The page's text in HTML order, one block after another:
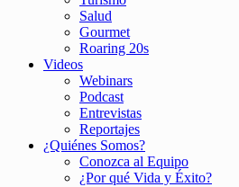
Salud
Gourmet
Roaring 20s
Videos
Webinars
Podcast
Entrevistas
Reportajes
¿Quiénes Somos?
Conozca al Equipo
¿Por qué Vida y Éxito?